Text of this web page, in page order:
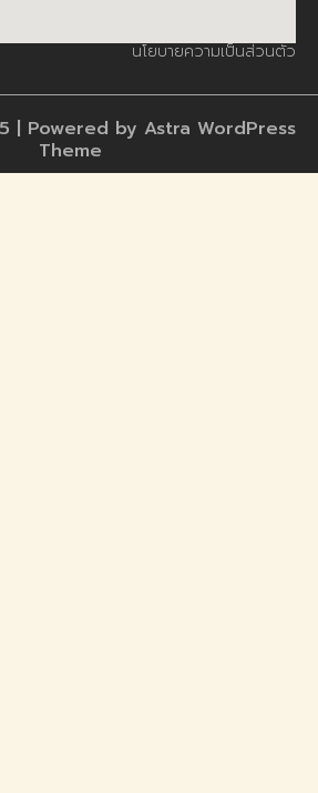
นโยบายความเป็นส่วนตัว
| Powered by Astra WordPress
Theme